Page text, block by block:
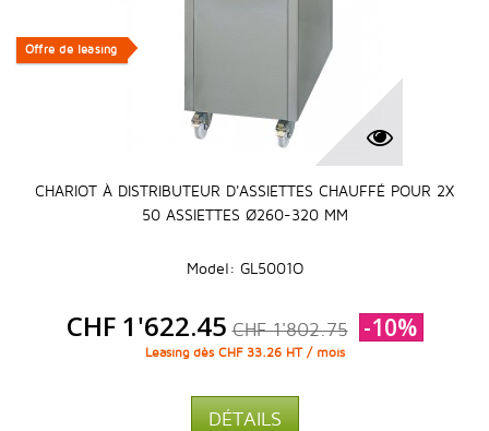
Offre de leasing
Offre de leasing
CHARIOT À DISTRIBUTEUR D'ASSIETTES CHAUFFÉ POUR 2X
50 ASSIETTES Ø260-320 MM
Model: GL5001O
CHF 1'622.45 CHF 1'802.75 -10%
Leasing dès CHF 33.26 HT / mois
DÉTAILS